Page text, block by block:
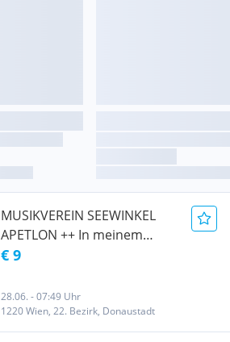
MUSIKVEREIN SEEWINKEL
APETLON ++ In meinem
Heimatort
€ 9
28.06. - 07:49 Uhr
1220 Wien, 22. Bezirk, Donaustadt